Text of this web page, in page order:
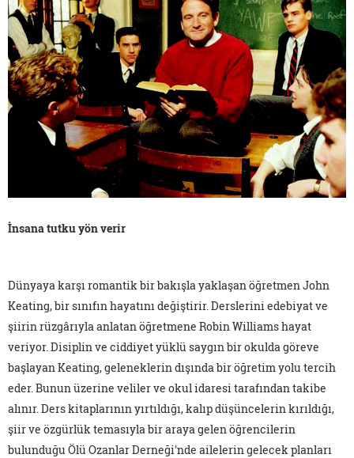
İnsana tutku yön verir
Dünyaya karşı romantik bir bakışla yaklaşan öğretmen John
Keating, bir sınıfın hayatını değiştirir. Derslerini edebiyat ve
şiirin rüzgârıyla anlatan öğretmene Robin Williams hayat
veriyor. Disiplin ve ciddiyet yüklü saygın bir okulda göreve
başlayan Keating, geleneklerin dışında bir öğretim yolu tercih
eder. Bunun üzerine veliler ve okul idaresi tarafından takibe
alınır. Ders kitaplarının yırtıldığı, kalıp düşüncelerin kırıldığı,
şiir ve özgürlük temasıyla bir araya gelen öğrencilerin
bulunduğu Ölü Ozanlar Derneği'nde ailelerin gelecek planları